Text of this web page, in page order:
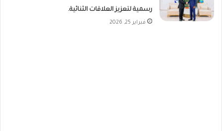
رسمية لتعزيز العلاقات الثنائية.
فبراير 25, 2026